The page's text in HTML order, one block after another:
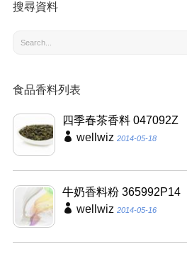
搜尋資料
食品香料列表
四季春茶香料 047092Z
wellwiz 2014-05-18
牛奶香料粉 365992P14
wellwiz 2014-05-16